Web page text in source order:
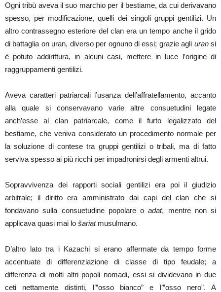
Ogni tribù aveva il suo marchio per il bestiame, da cui derivavano
spesso, per modificazione, quelli dei singoli gruppi gentilizi. Un
altro contrassegno esteriore del clan era un tempo anche il grido
di battaglia on uran, diverso per ognuno di essi; grazie agli uransi
è potuto addirittura, in alcuni casi, mettere in luce l’origine di
raggruppamenti gentilizi.
Aveva caratteri patriarcali l’usanza dell’affratellamento, accanto
alla quale si conservavano varie altre consuetudini legate
anch’esse al clan patriarcale, come il furto legalizzato del
bestiame, che veniva considerato un procedimento normale per
la soluzione di contese tra gruppi gentilizi o tribali, ma di fatto
serviva spesso ai più ricchi per impadronirsi degli armenti altrui.
Sopravvivenza dei rapporti sociali gentilizi era poi il giudizio
arbitrale; il diritto era amministrato dai capi del clan che si
fondavano sulla consuetudine popolare oadat, mentre non si
applicava quasi mai lo šariatmusulmano.
D’altro lato tra i Kazachi si erano affermate da tempo forme
accentuate di differenziazione di classe di tipo feudale; a
differenza di molti altri popoli nomadi, essi si dividevano in due
ceti nettamente distinti, l’”osso bianco” e l’”osso nero”. A